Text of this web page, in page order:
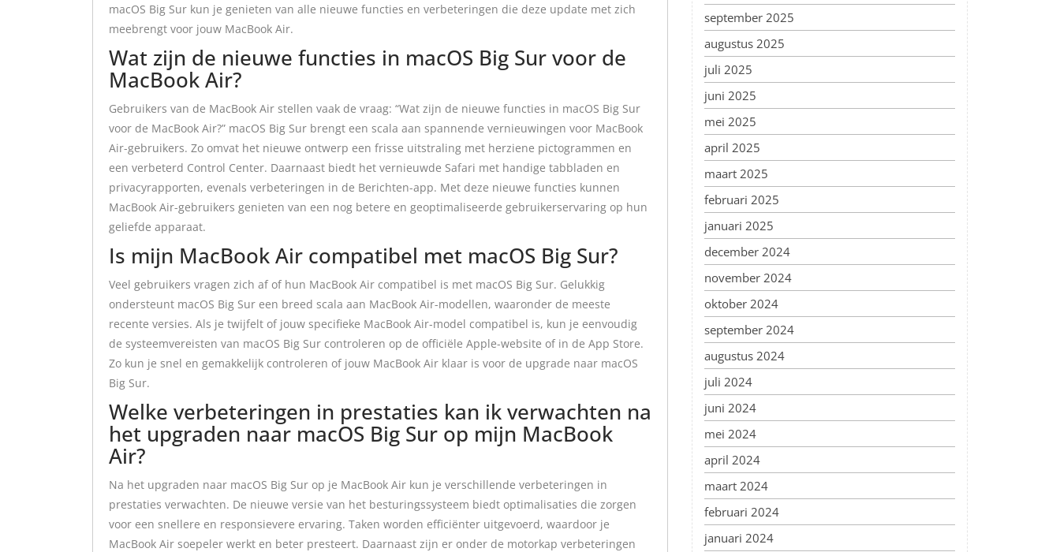
macOS Big Sur kun je genieten van alle nieuwe functies en verbeteringen die deze update met zich
meebrengt voor jouw MacBook Air.
Wat zijn de nieuwe functies in macOS Big Sur voor de
MacBook Air?
Gebruikers van de MacBook Air stellen vaak de vraag: “Wat zijn de nieuwe functies in macOS Big Sur
voor de MacBook Air?” macOS Big Sur brengt een scala aan spannende vernieuwingen voor MacBook
Air-gebruikers. Zo omvat het nieuwe ontwerp een frisse uitstraling met herziene pictogrammen en
een verbeterd Control Center. Daarnaast biedt het vernieuwde Safari met handige tabbladen en
privacyrapporten, evenals verbeteringen in de Berichten-app. Met deze nieuwe functies kunnen
MacBook Air-gebruikers genieten van een nog betere en geoptimaliseerde gebruikerservaring op hun
geliefde apparaat.
Is mijn MacBook Air compatibel met macOS Big Sur?
Veel gebruikers vragen zich af of hun MacBook Air compatibel is met macOS Big Sur. Gelukkig
ondersteunt macOS Big Sur een breed scala aan MacBook Air-modellen, waaronder de meeste
recente versies. Als je twijfelt of jouw specifieke MacBook Air-model compatibel is, kun je eenvoudig
de systeemvereisten van macOS Big Sur controleren op de officiële Apple-website of in de App Store.
Zo kun je snel en gemakkelijk controleren of jouw MacBook Air klaar is voor de upgrade naar macOS
Big Sur.
Welke verbeteringen in prestaties kan ik verwachten na
het upgraden naar macOS Big Sur op mijn MacBook
Air?
Na het upgraden naar macOS Big Sur op je MacBook Air kun je verschillende verbeteringen in
prestaties verwachten. De nieuwe versie van het besturingssysteem biedt optimalisaties die zorgen
voor een snellere en responsievere ervaring. Taken worden efficiënter uitgevoerd, waardoor je
MacBook Air soepeler werkt en beter presteert. Daarnaast zijn er onder de motorkap verbeteringen
september 2025
augustus 2025
juli 2025
juni 2025
mei 2025
april 2025
maart 2025
februari 2025
januari 2025
december 2024
november 2024
oktober 2024
september 2024
augustus 2024
juli 2024
juni 2024
mei 2024
april 2024
maart 2024
februari 2024
januari 2024